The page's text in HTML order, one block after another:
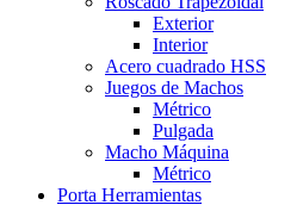
Exterior
Interior
Acero cuadrado HSS
Juegos de Machos
Métrico
Pulgada
Macho Máquina
Métrico
Porta Herramientas